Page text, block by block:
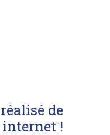
de
!